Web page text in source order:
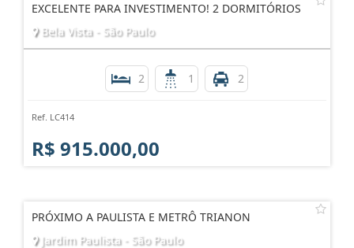
EXCELENTE PARA INVESTIMENTO! 2 DORMITÓRIOS
Bela Vista - São Paulo
2 1 2
Ref. LC414
R$ 915.000,00
PRÓXIMO A PAULISTA E METRÔ TRIANON
Jardim Paulista - São Paulo